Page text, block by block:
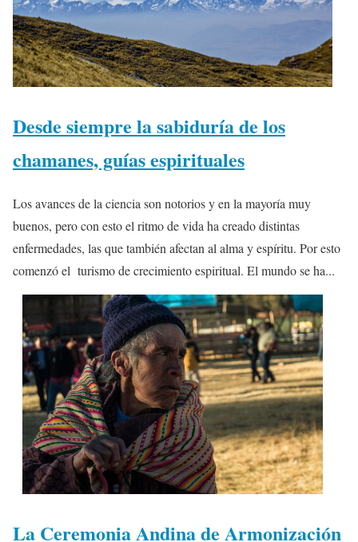
Desde siempre la sabiduría de los
chamanes, guías espirituales
Los avances de la ciencia son notorios y en la mayoría muy
buenos, pero con esto el ritmo de vida ha creado distintas
enfermedades, las que también afectan al alma y espíritu. Por esto
comenzó el turismo de crecimiento espiritual. El mundo se ha...
La Ceremonia Andina de Armonización